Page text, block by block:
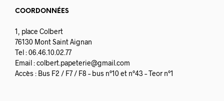
COORDONNÉES
1, place Colbert
76130 Mont Saint Aignan
Tel : 06.46.10.02.77
Email :colbert.papeterie@gmail.com
Accès : Bus F2 / F7 / F8 – bus n°10 et n°43 – Teor n°1